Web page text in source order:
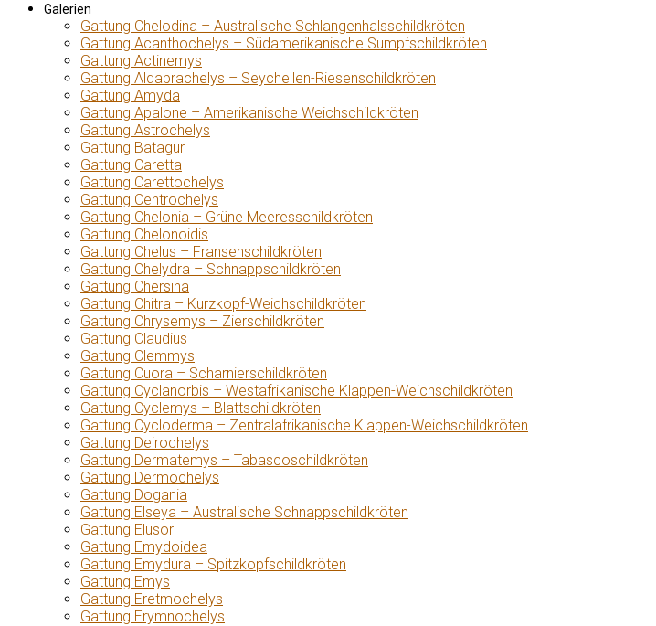
Galerien
Gattung Chelodina – Australische Schlangenhalsschildkröten
Gattung Acanthochelys – Südamerikanische Sumpfschildkröten
Gattung Actinemys
Gattung Aldabrachelys – Seychellen-Riesenschildkröten
Gattung Amyda
Gattung Apalone – Amerikanische Weichschildkröten
Gattung Astrochelys
Gattung Batagur
Gattung Caretta
Gattung Carettochelys
Gattung Centrochelys
Gattung Chelonia – Grüne Meeresschildkröten
Gattung Chelonoidis
Gattung Chelus – Fransenschildkröten
Gattung Chelydra – Schnappschildkröten
Gattung Chersina
Gattung Chitra – Kurzkopf-Weichschildkröten
Gattung Chrysemys – Zierschildkröten
Gattung Claudius
Gattung Clemmys
Gattung Cuora – Scharnierschildkröten
Gattung Cyclanorbis – Westafrikanische Klappen-Weichschildkröten
Gattung Cyclemys – Blattschildkröten
Gattung Cycloderma – Zentralafrikanische Klappen-Weichschildkröten
Gattung Deirochelys
Gattung Dermatemys – Tabascoschildkröten
Gattung Dermochelys
Gattung Dogania
Gattung Elseya – Australische Schnappschildkröten
Gattung Elusor
Gattung Emydoidea
Gattung Emydura – Spitzkopfschildkröten
Gattung Emys
Gattung Eretmochelys
Gattung Erymnochelys